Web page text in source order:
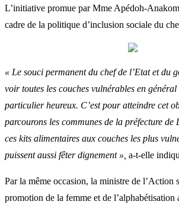
L’initiative promue par Mme Apédoh-
cadre de la politique d’inclusion sociale du
« Le souci permanent du chef de l’Etat et du
voir toutes les couches vulnérables en général
particulier heureux. C’est pour atteindre cet
parcourons les communes de la préfecture
ces kits alimentaires aux couches les plus
puissent aussi fêter dignement », a-t-elle
Par la même occasion, la ministre de l’Action
promotion de la femme et de l’alphabétisation